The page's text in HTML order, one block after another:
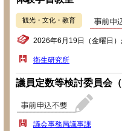
観光・文化・教育
2026年6月19日（金曜日
衛生研究所
議員定数等検討委員会
議会事務局議事課